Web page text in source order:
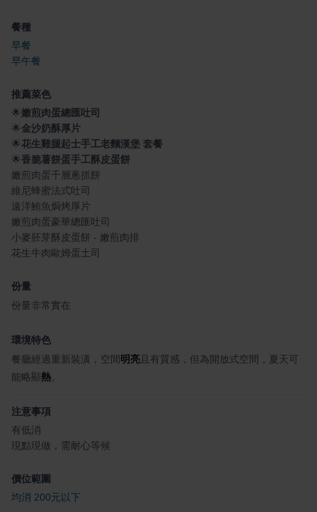
餐種
早餐
早午餐
推薦菜色
🌟嫩煎肉蛋總匯吐司
🌟金沙奶酥厚片
🌟花生雞腿起士手工老麵漢堡 套餐
🌟香脆薯餅蛋手工酥皮蛋餅
嫩煎肉蛋千層蔥抓餅
維尼蜂蜜法式吐司
遠洋鮪魚焗烤厚片
嫩煎肉蛋豪華總匯吐司
小麥胚芽酥皮蛋餅 - 嫩煎肉排
花生牛肉歐姆蛋土司
份量
份量非常實在
環境特色
餐廳經過重新裝潢，空間明亮 且有質感，但為開放式空間，夏天可
能略顯熱
注意事項
有低消
現點現做，需耐心等候
價位範圍
均消 200元以下